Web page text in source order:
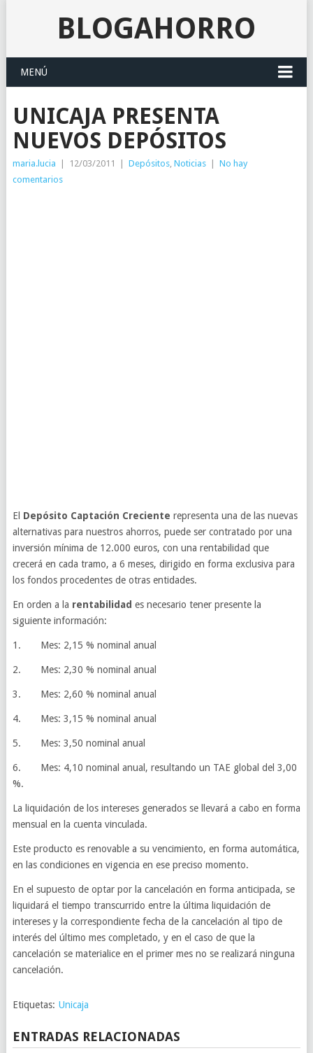
BLOGAHORRO
MENÚ
UNICAJA PRESENTA
NUEVOS DEPÓSITOS
maria.lucia 12/03/2011 Depósitos, Noticias
No hay
comentarios
El Depósito Captación Creciente representa una de las nuevas
alternativas para nuestros ahorros, puede ser contratado por una
inversión mínima de 12.000 euros, con una rentabilidad que
crecerá en cada tramo, a 6 meses, dirigido en forma exclusiva para
los fondos procedentes de otras entidades.
En orden a la rentabilidad es necesario tener presente la
siguiente información:
1. Mes: 2,15 % nominal anual
2. Mes: 2,30 % nominal anual
3. Mes: 2,60 % nominal anual
4. Mes: 3,15 % nominal anual
5. Mes: 3,50 nominal anual
6. Mes: 4,10 nominal anual, resultando un TAE global del 3,00
%.
La liquidación de los intereses generados se llevará a cabo en forma
mensual en la cuenta vinculada.
Este producto es renovable a su vencimiento, en forma automática,
en las condiciones en vigencia en ese preciso momento.
En el supuesto de optar por la cancelación en forma anticipada, se
liquidará el tiempo transcurrido entre la última liquidación de
intereses y la correspondiente fecha de la cancelación al tipo de
interés del último mes completado, y en el caso de que la
cancelación se materialice en el primer mes no se realizará ninguna
cancelación.
Etiquetas: Unicaja
ENTRADAS RELACIONADAS